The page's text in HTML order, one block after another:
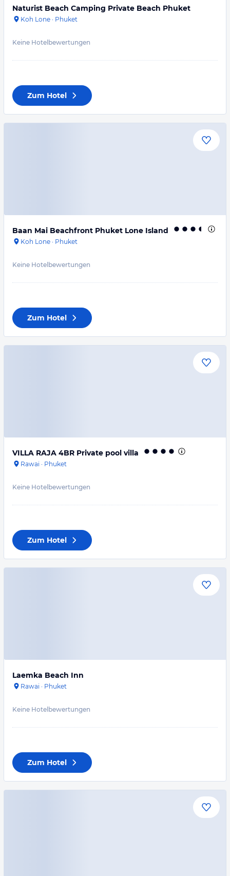
Naturist Beach Camping Private Beach Phuket
Koh Lone · Phuket
Keine Hotelbewertungen
Zum Hotel
Baan Mai Beachfront Phuket Lone Island
Koh Lone · Phuket
Keine Hotelbewertungen
Zum Hotel
VILLA RAJA 4BR Private pool villa
Rawai · Phuket
Keine Hotelbewertungen
Zum Hotel
Laemka Beach Inn
Rawai · Phuket
Keine Hotelbewertungen
Zum Hotel